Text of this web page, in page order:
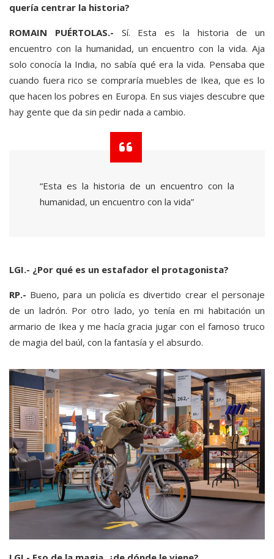
quería centrar la historia?
ROMAIN PUÉRTOLAS.- Sí. Esta es la historia de un
encuentro con la humanidad, un encuentro con la vida. Aja
solo conocía la India, no sabía qué era la vida. Pensaba que
cuando fuera rico se compraría muebles de Ikea, que es lo
que hacen los pobres en Europa. En sus viajes descubre que
hay gente que da sin pedir nada a cambio.
“Esta es la historia de un encuentro con la
humanidad, un encuentro con la vida”
LGI.- ¿Por qué es un estafador el protagonista?
RP.- Bueno, para un policía es divertido crear el personaje
de un ladrón. Por otro lado, yo tenía en mi habitación un
armario de Ikea y me hacía gracia jugar con el famoso truco
de magia del baúl, con la fantasía y el absurdo.